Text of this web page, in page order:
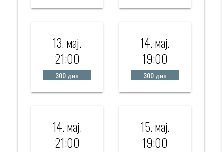
13. мај.
21:00
300 дин
14. мај.
19:00
300 дин
14. мај.
21:00
15. мај.
19:00